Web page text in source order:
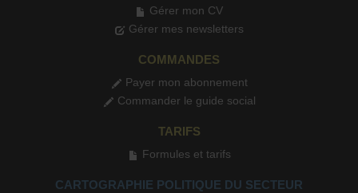
Gérer mon CV
Gérer mes newsletters
COMMANDES
Payer mon abonnement
Commander le guide social
TARIFS
Formules et tarifs
CARTOGRAPHIE POLITIQUE DU SECTEUR